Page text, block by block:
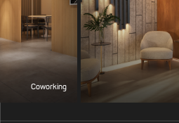
Coworking